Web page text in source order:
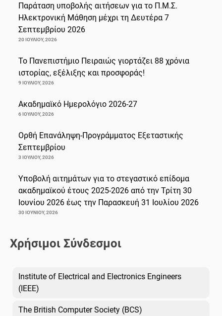
Παράταση υποβολής αιτήσεων για το Π.Μ.Σ.
Ηλεκτρονική Μάθηση μέχρι τη Δευτέρα 7
Σεπτεμβρίου 2026
20 ΙΟΥΛΊΟΥ, 2026
Το Πανεπιστήμιο Πειραιώς γιορτάζει 88 χρόνια
ιστορίας, εξέλιξης και προσφοράς!
9 ΙΟΥΛΊΟΥ, 2026
Ακαδημαϊκό Ημερολόγιο 2026-27
6 ΙΟΥΛΊΟΥ, 2026
Ορθή Επανάληψη-Προγράμματος Εξεταστικής
Σεπτεμβρίου
3 ΙΟΥΛΊΟΥ, 2026
Υποβολή αιτημάτων για το στεγαστικό επίδομα
ακαδημαϊκού έτους 2025-2026 από την Τρίτη 30
Ιουνίου 2026 έως την Παρασκευή 31 Ιουλίου 2026
30 ΙΟΥΝΊΟΥ, 2026
Χρήσιμοι Σύνδεσμοι
Institute of Electrical and Electronics Engineers
(IEEE)
The British Computer Society (BCS)